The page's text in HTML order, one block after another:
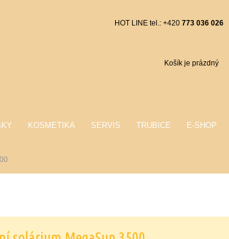
HOT LINE tel.: +420 773 036 026
Košík je prázdný
KOSMETIKA SERVIS TRUBICE E-SHOP